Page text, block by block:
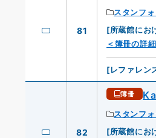
81
スタンフ
[所蔵館にお
＜簿冊の詳
[レファレン
82
簿冊
スタンフ
[所蔵館にお